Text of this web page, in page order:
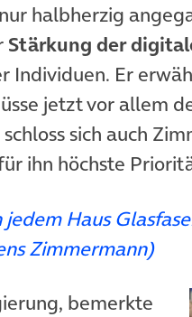
halbherzig
Stärkung der
Individuen. Er
jetzt vor allem
sich auch
ihn höchste
jedem Haus
Zimmermann)
bemerkte